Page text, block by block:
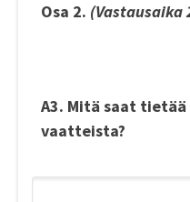
Osa 2. (Vastausaika
A3. Mitä saat
vaatteista?